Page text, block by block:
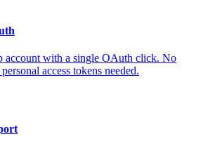
account with a single OAuth click. No
access tokens needed.